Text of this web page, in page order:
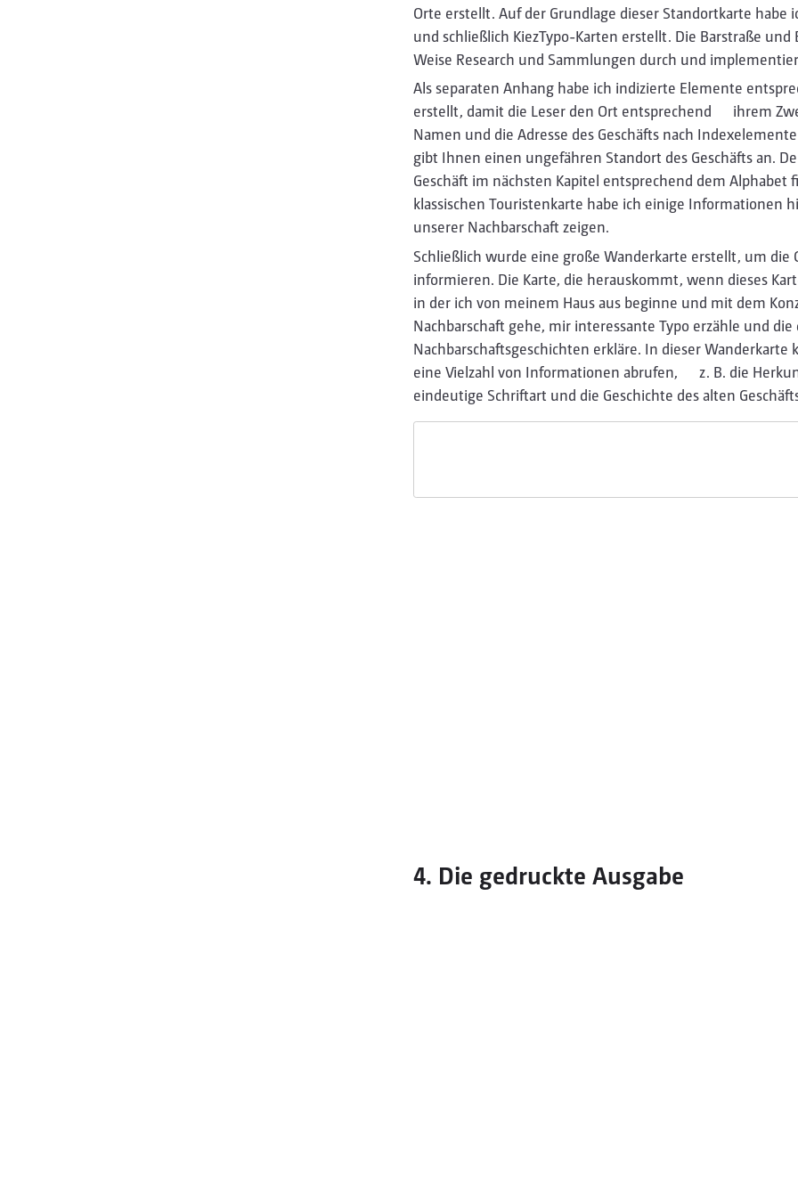
Orte erstellt. Auf der Grundlage dieser Standortkarte habe
und schließlich KiezTypo-Karten erstellt. Die Barstraße
Weise Research und Sammlungen durch und
Als separaten Anhang habe ich indizierte Elemente
erstellt, damit die Leser den Ort entsprechend ihrem
Namen und die Adresse des Geschäfts nach
gibt Ihnen einen ungefähren Standort des Geschäfts an.
Geschäft im nächsten Kapitel entsprechend dem
klassischen Touristenkarte habe ich einige Informationen
unserer Nachbarschaft zeigen.
Schließlich wurde eine große Wanderkarte erstellt, um die
informieren. Die Karte, die herauskommt, wenn dieses
in der ich von meinem Haus aus beginne und mit dem
Nachbarschaft gehe, mir interessante Typo erzähle und
Nachbarschaftsgeschichten erkläre. In dieser
eine Vielzahl von Informationen abrufen, z. B. die
eindeutige Schriftart und die Geschichte des alten
4. Die gedruckte Ausgabe